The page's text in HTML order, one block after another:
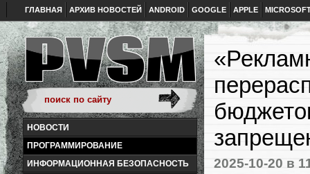
ГЛАВНАЯ АРХИВ НОВОСТЕЙ ANDROID GOOGLE APPLE
НОВОСТИ
ПРОГРАММИРОВАНИЕ
ИНФОРМАЦИОННАЯ БЕЗОПАСНОСТЬ
2025-10-20 в